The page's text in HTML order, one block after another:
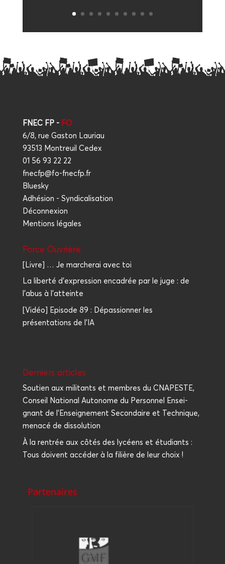
FNEC FP -FO
6/8, rue Gaston Lauriau
93513 Montreuil Cedex
01 56 93 22 22
fnecfp@fo-fnecfp.fr
Bluesky
Adhésion - Syndicalisation
Déconnexion
Mentions légales
Force Ouvrière
[Livre] … Je marcherai avec toi
La liberté d'expression encadrée par le juge : de
l'abus à l'atteinte
[Vidéo] Episode 89 : Dépassionner les
présentations de l'IA
Der­niers articles
Sou­tien aux mili­tants et membres du CNAPESTE,
Conseil Natio­nal Auto­nome du Per­son­nel Ensei­
gnant de l’Enseignement Secon­daire et Tech­nique,
mena­cé de dissolution
À la ren­trée aux côtés des lycéens et étu­diants :
Tous doivent accé­der à la filière de leur choix !
Partenaires